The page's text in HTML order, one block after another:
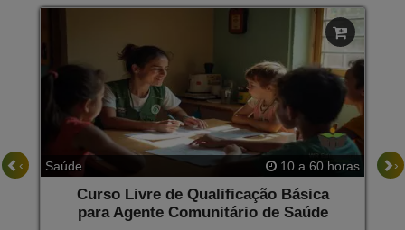
Saúde 10 a 60 horas
Curso Livre de Qualificação Básica
para Agente Comunitário de Saúde
‹ ›